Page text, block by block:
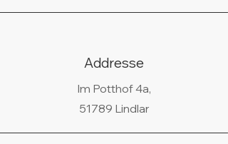
Addresse
Im Potthof 4a,
51789 Lindlar